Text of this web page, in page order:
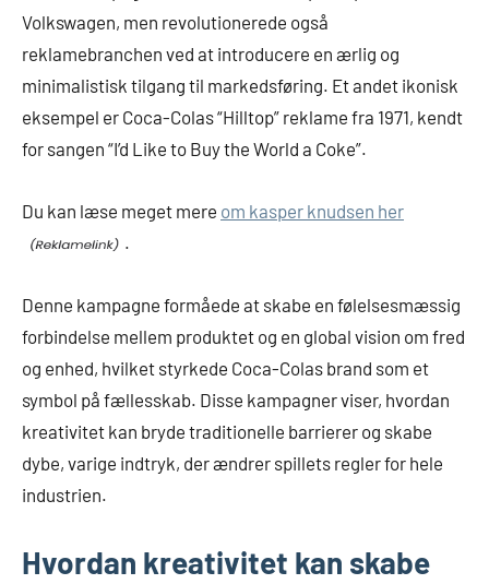
Volkswagen, men revolutionerede også
reklamebranchen ved at introducere en ærlig og
minimalistisk tilgang til markedsføring. Et andet ikonisk
eksempel er Coca-Colas “Hilltop” reklame fra 1971, kendt
for sangen “I’d Like to Buy the World a Coke”.
Du kan læse meget mere om kasper knudsen her
.
Denne kampagne formåede at skabe en følelsesmæssig
forbindelse mellem produktet og en global vision om fred
og enhed, hvilket styrkede Coca-Colas brand som et
symbol på fællesskab. Disse kampagner viser, hvordan
kreativitet kan bryde traditionelle barrierer og skabe
dybe, varige indtryk, der ændrer spillets regler for hele
industrien.
Hvordan kreativitet kan skabe